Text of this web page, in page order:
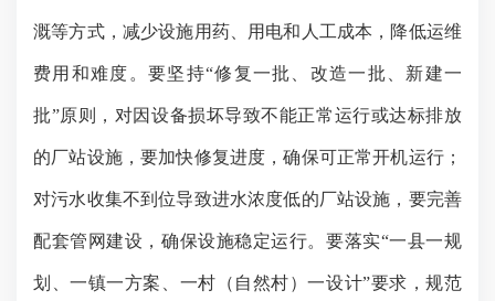
溉等方式，减少设施用药、用电和人工成本，降低运维
费用和难度。要坚持“修复一批、改造一批、新建一
批”原则，对因设备损坏导致不能正常运行或达标排放
的厂站设施，要加快修复进度，确保可正常开机运行；
对污水收集不到位导致进水浓度低的厂站设施，要完善
配套管网建设，确保设施稳定运行。要落实“一县一规
划、一镇一方案、一村（自然村）一设计”要求，规范